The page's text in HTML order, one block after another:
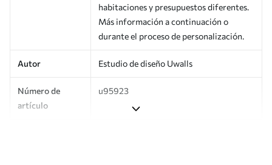
habitaciones y presupuestos diferentes.
Más información a continuación o
durante el proceso de personalización.
Autor Estudio de diseño Uwalls
Número de
artículo
u95923